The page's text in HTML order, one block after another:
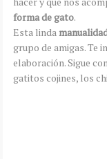
forma de gato.
Esta linda
grupo de amigas. Te
elaboración. Sigue
gatitos cojines, los